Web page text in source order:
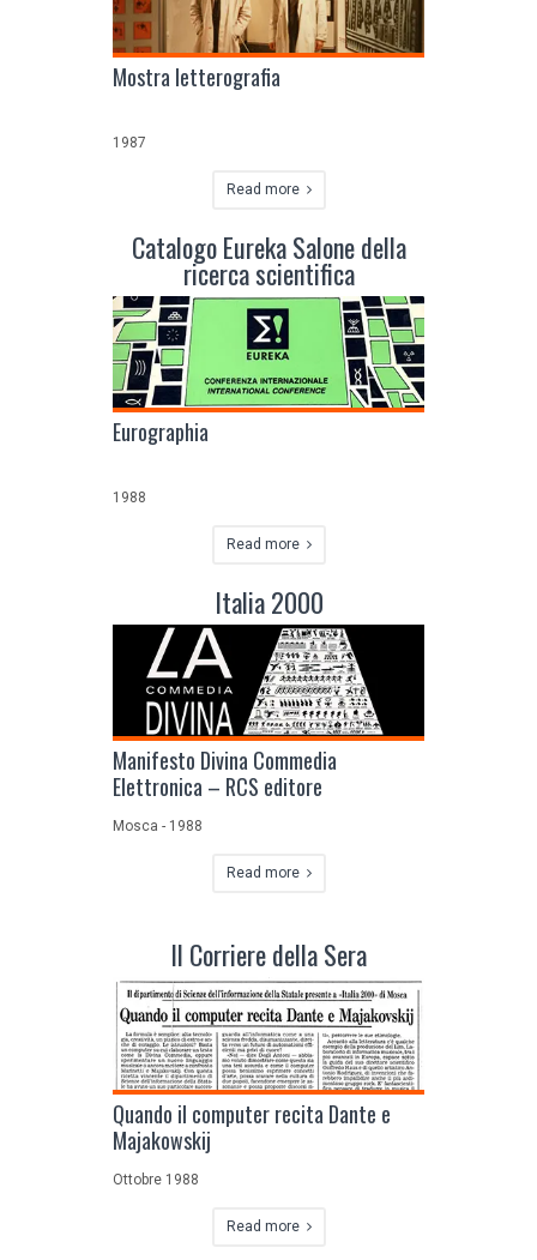
Mostra letterografia
1987
Read more
Catalogo Eureka Salone della
ricerca scientifica
Eurographia
1988
Read more
Italia 2000
Manifesto Divina Commedia
Elettronica – RCS editore
Mosca - 1988
Read more
Il Corriere della Sera
Quando il computer recita Dante e
Majakowskij
Ottobre 1988
Read more